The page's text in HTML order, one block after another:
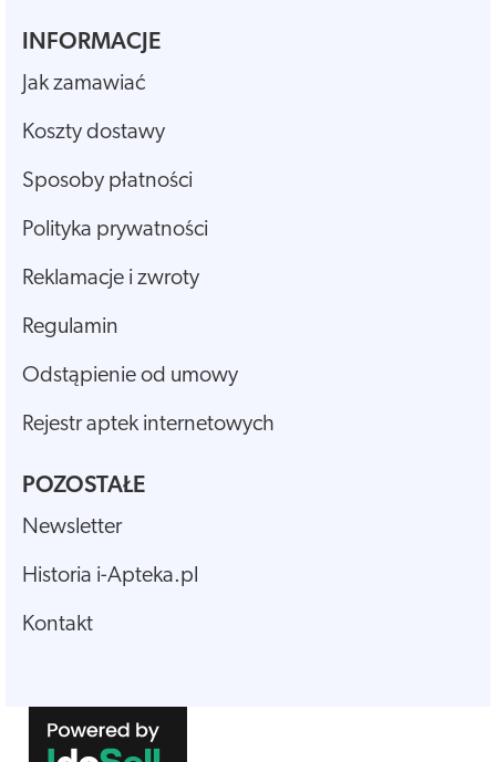
INFORMACJE
Jak zamawiać
Koszty dostawy
Sposoby płatności
Polityka prywatności
Reklamacje i zwroty
Regulamin
Odstąpienie od umowy
Rejestr aptek internetowych
POZOSTAŁE
Newsletter
Historia i-Apteka.pl
Kontakt